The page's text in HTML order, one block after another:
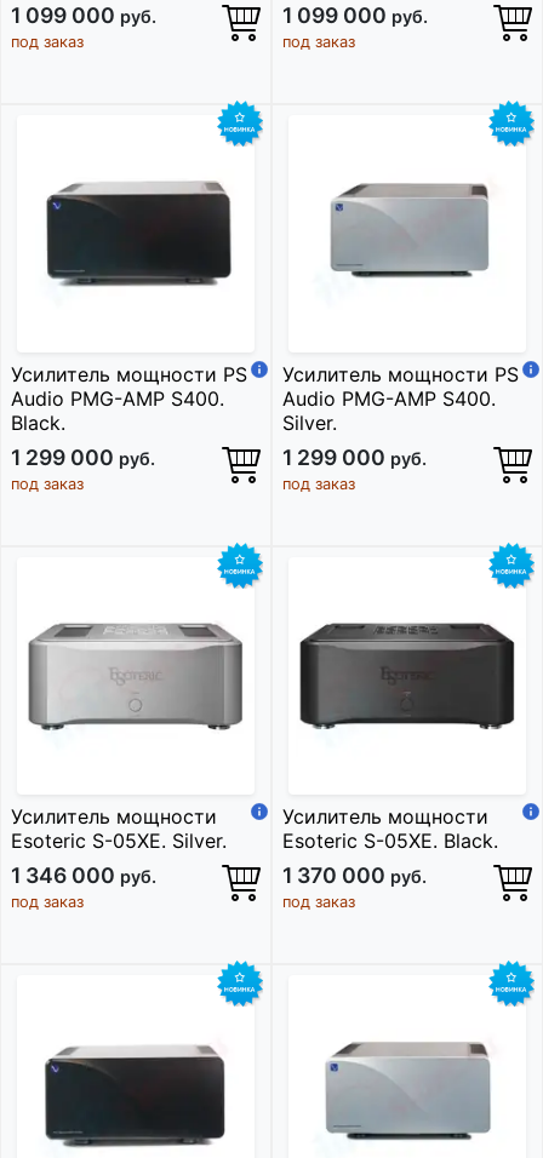
1 099 000 руб.
под заказ
1 099 000 руб.
под заказ
Усилитель мощности PS
Audio PMG-AMP S400.
Black.
1 299 000 руб.
под заказ
Усилитель мощности PS
Audio PMG-AMP S400.
Silver.
1 299 000 руб.
под заказ
Усилитель мощности
Esoteric S-05XE. Silver.
1 346 000 руб.
под заказ
Усилитель мощности
Esoteric S-05XE. Black.
1 370 000 руб.
под заказ